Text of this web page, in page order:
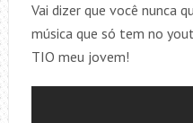
Vai dizer que você nunca
música que só tem no
TIO meu jovem!